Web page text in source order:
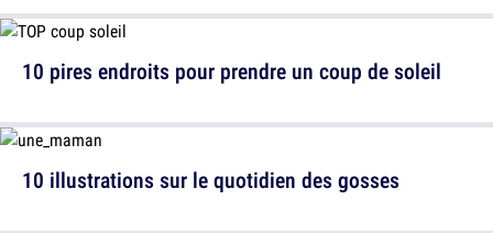
10 pires endroits pour prendre un coup de soleil
10 illustrations sur le quotidien des gosses